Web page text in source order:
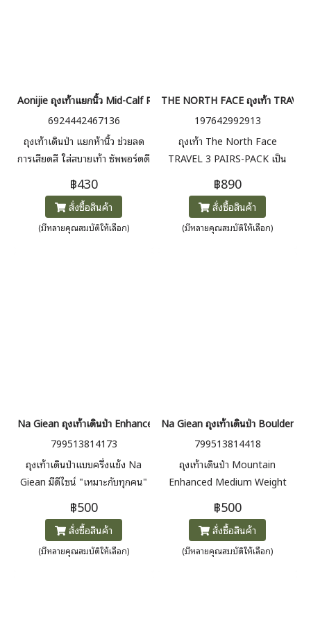
Aonijie ถุงเท้าแยกนิ้ว Mid-Calf Roe Socks
6924442467136
ถุงเท้าเดินป่า แยกห้านิ้ว ช่วยลด
การเสียดสี ใส่สบายเท้า ซัพพอร์ตดี
฿430
สั่งซื้อสินค้า
(มีหลายคุณสมบัติให้เลือก)
THE NORTH FACE ถุงเท้า
197642992913
ถุงเท้า The North Face
TRAVEL 3 PAIRS-PACK เป็น
ออกแบบมาเพื่อความสบายและ
ความทนทาน เหมาะสำหรับการ
เดินทาง การออกกำลังกาย และ
฿890
สั่งซื้อสินค้า
(มีหลายคุณสมบัติให้เลือก)
Na Giean ถุงเท้าเดินป่า Enhanced Medium Weight Crew Hiking
799513814173
ถุงเท้าเดินป่าแบบครึ่งแข้ง Na
Giean มีดีไซน์ "เหมาะกับทุกคน"
ไม่ว่าจะเป็นพื้นที่ชุ่มน้ำ ป่า หรือ
ภูเขาหิน ขนแกะเมอริโน่ 100%
สวมใส่สบาย ระบายความชื้นและ
฿500
สั่งซื้อสินค้า
(มีหลายคุณสมบัติให้เลือก)
Na Giean ถุงเท้าเดินป่า Boulder
799513814418
ถุงเท้าเดินป่า Mountain
Enhanced Medium Weight
ลวดลายภูเขาและการรองรับแรง
กระแทกระดับกลาง ใช้ได้ตั้งแต่
ที่ราบไปจนถึงยอดเขา ไม่ว่าจะเป็น
฿500
สั่งซื้อสินค้า
(มีหลายคุณสมบัติให้เลือก)